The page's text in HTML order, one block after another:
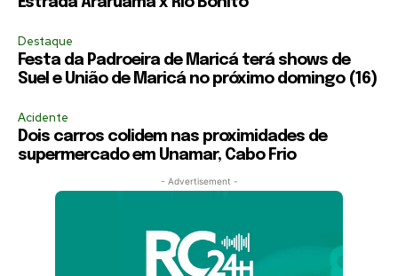
Destaque
Festa da Padroeira de Maricá terá shows de
Suel e União de Maricá no próximo domingo (16)
Acidente
Dois carros colidem nas proximidades de
supermercado em Unamar, Cabo Frio
- Advertisement -